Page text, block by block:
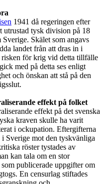
1941 då regeringen efter
tysk division på 18
Sverige. Skälet som angavs
landet från att dras in i
för krig vid detta tillfälle
med på detta ses enligt
och önskan att stå på den
effekt på folket
effekt på det svenska
kraven skulle ha varit
i ockupation. Eftergifterna
Sverige mot den tyskvänliga
röster tystades av
kan tala om en stor
publicerade uppgifter om
En censurlag stiftades